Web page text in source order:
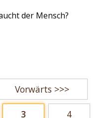
der Mensch?
Vorwärts >>>
3
4